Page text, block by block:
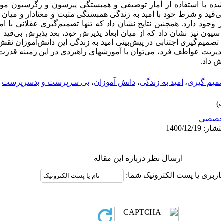
با استفاده از آمار توصیفی و همبستگی پیرسون و رگرسیون
بی­‌قید و شرط خود با امید به زندگی همبستگی مثبت و معنا­دار و
دارد. همچنین نتایج نشان داد که تنها تصمیم­‌گیری عقلانی با
نیز نشان داد که از میان ابعاد پذیرش خود، بعد پذیرش
اجتنابی در پیش‌­بینی امید به زندگی این دانش­‌آموزان نقش
داد.
گیری، امید به زندگی، دانش آموزان، بی سرپرست و بدسرپرست
ارسال نظر درباره این مقاله
یا پست الکترونیک شما: